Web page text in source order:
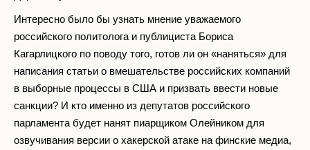
Интересно было бы узнать мнение уважаемого
российского политолога и публициста Бориса
Кагарлицкого по поводу того, готов ли он «наняться» для
написания статьи о вмешательстве российских компаний
в выборные процессы в США и призвать ввести новые
санкции? И кто именно из депутатов российского
парламента будет нанят пиарщиком Олейником для
озвучивания версии о хакерской атаке на финские медиа,